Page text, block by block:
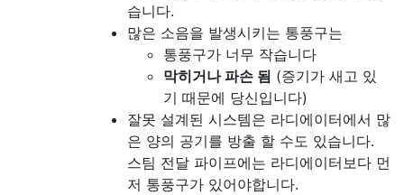
습니다.
많은 소음을 발생시키는 통풍구는
통풍구가 너무 작습니다
막히거나 파손 됨 (증기가 새고 있
기 때문에 당신입니다)
잘못 설계된 시스템은 라디에이터에서 많
은 양의 공기를 방출 할 수도 있습니다.
스팀 전달 파이프에는 라디에이터보다 먼
저 통풍구가 있어야합니다.